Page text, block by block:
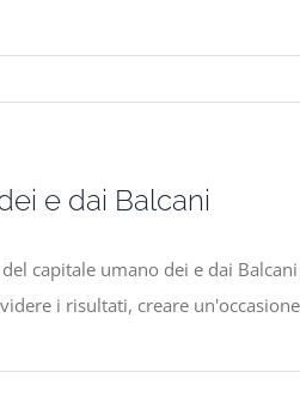
e dai Balcani
capitale umano dei e dai
i risultati, creare